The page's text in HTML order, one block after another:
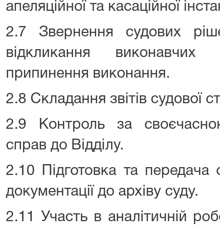
апеляційної та касаційної
2.7 Звернення судових
відкликання
припинення виконання.
2.8 Складання звітів судової
2.9 Контроль за
справ до Відділу.
2.10 Підготовка та передача
документації до архіву суду.
2.11 Участь в аналітичній